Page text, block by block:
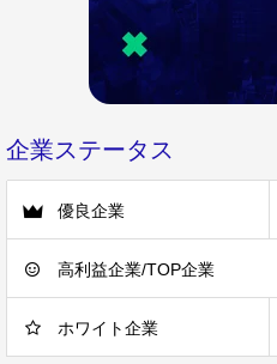
企業ステータス
優良企業
高利益企業/TOP企業
ホワイト企業